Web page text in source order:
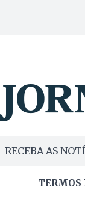
RECEBA AS
TERMOS